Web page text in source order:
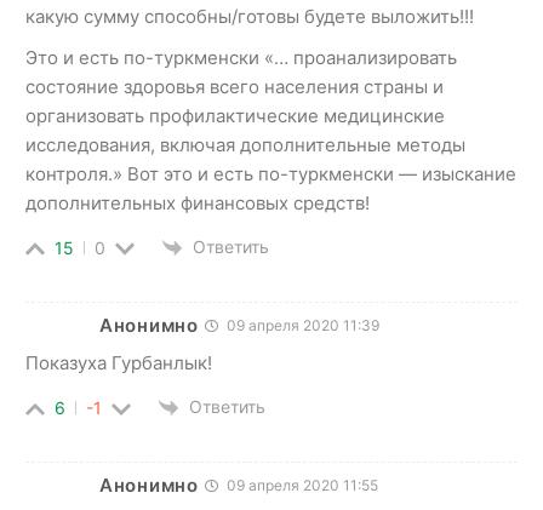
какую сумму способны/готовы будете выложить!!!
Это и есть по-туркменски «… проанализировать
состояние здоровья всего населения страны и
организовать профилактические медицинские
исследования, включая дополнительные методы
контроля.» Вот это и есть по-туркменски — изыскание
дополнительных финансовых средств!
15 0 Ответить
Анонимно 09 апреля 2020 11:39
Показуха Гурбанлык!
6 -1 Ответить
Анонимно 09 апреля 2020 11:55